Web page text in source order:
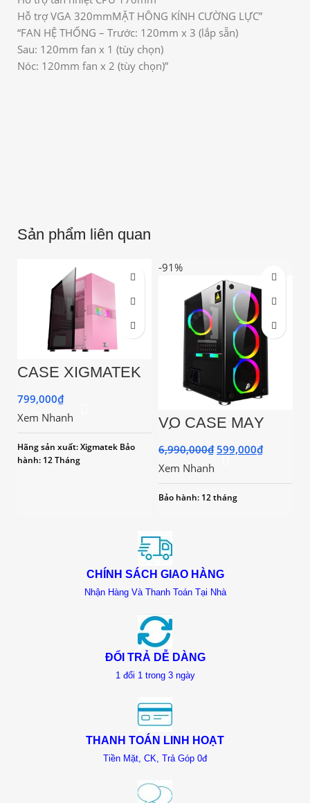
Hỗ trợ VGA 320mmMẶT HÔNG KÍNH CƯỜNG LỰC”
“FAN HỆ THỐNG – Trước: 120mm x 3 (lắp sẵn)
Sau: 120mm fan x 1 (tùy chọn)
Nóc: 120mm fan x 2 (tùy chọn)”
Sản phẩm liên quan
CASE XIGMATEK
QUEEN 1F ( MINI
TOWER/MÀU
HỒNG)
799,000₫
Xem Nhanh
Hãng sản xuất: Xigmatek Bảo
hành: 12 Tháng
-91%
VỎ CASE MÁY
TÍNH 1STPLAYER
FIRE BASE X2
SẲN 3 FAN
6,990,000₫ 599,000₫
Xem Nhanh
Bảo hành: 12 tháng
CHÍNH SÁCH GIAO HÀNG
Nhận Hàng Và Thanh Toán Tại Nhà
ĐỔI TRẢ DỄ DÀNG
1 đổi 1 trong 3 ngày
THANH TOÁN LINH HOẠT
Tiền Mặt, CK, Trả Góp 0đ